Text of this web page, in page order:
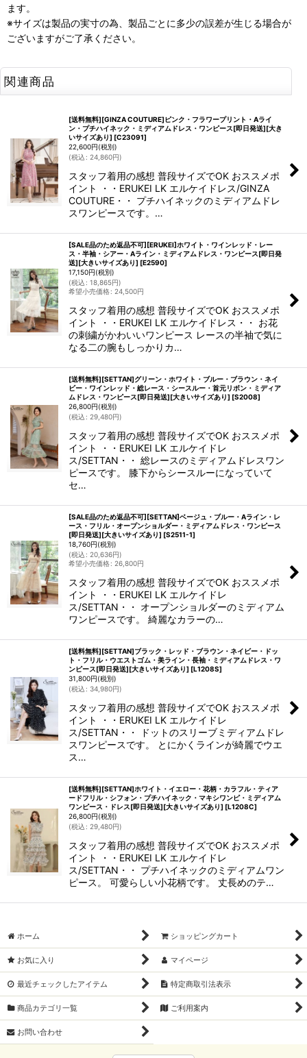
ます。
※サイズは製品の実寸の為、製品ごとに多少の誤差が生じる場合が
ございますがご了承ください。
関連商品
[送料無料][GINZA COUTURE]ピンク・フラワープリント・Aライ
ン・プチハイネック・ミディアムドレス・ワンピース[即日発送][大き
いサイズあり] [C23091]
22,600円(税別)
(税込 : 24,860円)
スタッフ着用の感想 普段サイズでOK おススメポ
イント ・・ERUKEI LK エルケイドレス/GINZA
COUTURE・・ プチハイネックのミディアムドレ
スワンピースです。…
[SALE品のため返品不可][ERUKEI]ホワイト・ワインレッド・レー
ス・半袖・シアー・Aライン・ミディアムドレス・ワンピース[即日発
送][大きいサイズあり] [E2590]
17,150円(税別)
(税込 : 18,865円)
希望小売価格: 24,500円
スタッフ着用の感想 普段サイズでOK おススメポ
イント ・・ERUKEI LK エルケイドレス・・ お花
の刺繍がかわいいワンピース レースの半袖で気に
なる二の腕もしっかりカ…
[送料無料][SETTAN]グリーン・ホワイト・ブルー・ブラウン・ネイ
ビー・ワインレッド・総レース・シースルー・首元リボン・ミディア
ムドレス・ワンピース[即日発送][大きいサイズあり] [S2008]
26,800円(税別)
(税込 : 29,480円)
スタッフ着用の感想 普段サイズでOK おススメポ
イント ・・ERUKEI LK エルケイドレ
ス/SETTAN・・ 総レースのミディアムドレスワン
ピースです。 膝下からシースルーになっていて
セ…
[SALE品のため返品不可][SETTAN]ベージュ・ブルー・Aライン・レ
ース・フリル・オープンショルダー・ミディアムドレス・ワンピース
[即日発送][大きいサイズあり] [S2511-1]
18,760円(税別)
(税込 : 20,636円)
希望小売価格: 26,800円
スタッフ着用の感想 普段サイズでOK おススメポ
イント ・・ERUKEI LK エルケイドレ
ス/SETTAN・・ オープンショルダーのミディアム
ワンピースです。 綺麗なカラーの…
[送料無料][SETTAN]ブラック・レッド・ブラウン・ネイビー・ドッ
ト・フリル・ウエストゴム・美ライン・長袖・ミディアムドレス・ワ
ンピース[即日発送][大きいサイズあり] [L1208S]
31,800円(税別)
(税込 : 34,980円)
スタッフ着用の感想 普段サイズでOK おススメポ
イント ・・ERUKEI LK エルケイドレ
ス/SETTAN・・ ドットのスリーブミディアムドレ
スワンピースです。 とにかくラインが綺麗でウエ
ス…
[送料無料][SETTAN]ホワイト・イエロー・花柄・カラフル・ティア
ードフリル・シフォン・プチハイネック・マキシワンピ・ミディアム
ワンピース・ドレス[即日発送][大きいサイズあり] [L1208C]
26,800円(税別)
(税込 : 29,480円)
スタッフ着用の感想 普段サイズでOK おススメポ
イント ・・ERUKEI LK エルケイドレ
ス/SETTAN・・ プチハイネックのミディアムワン
ピース。 可愛らしい小花柄です。 丈長めのテ…
ホーム ショッピングカート
お気に入り マイページ
最近チェックしたアイテム 特定商取引法表示
商品カテゴリ一覧 ご利用案内
お問い合わせ